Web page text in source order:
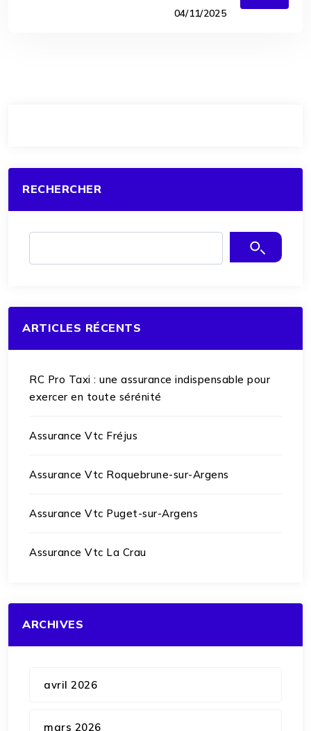
04/11/2025
RECHERCHER
ARTICLES RÉCENTS
RC Pro Taxi : une assurance indispensable pour
exercer en toute sérénité
Assurance Vtc Fréjus
Assurance Vtc Roquebrune-sur-Argens
Assurance Vtc Puget-sur-Argens
Assurance Vtc La Crau
ARCHIVES
avril 2026
mars 2026